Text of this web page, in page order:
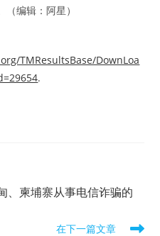
编辑：阿星）
TMResultsBase/DownLoa
.
、柬埔寨从事电信诈骗的
在下一篇文章